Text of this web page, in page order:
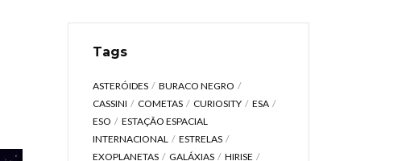
Tags
ASTERÓIDES
BURACO NEGRO
CASSINI
COMETAS CURIOSITY
ESA
ESO
ESTAÇÃO ESPACIAL
INTERNACIONAL
ESTRELAS
EXOPLANETAS
GALÁXIAS
HIRISE